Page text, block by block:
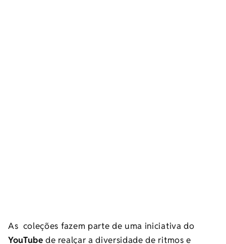
As coleções fazem parte de uma iniciativa do
YouTube de realçar a diversidade de ritmos e